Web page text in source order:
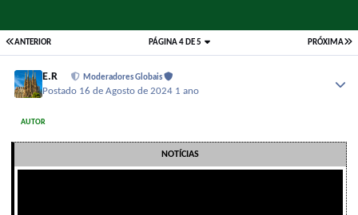
ANTERIOR PRÓXIMA
PÁGINA 4 DE 5
E.R Moderadores Globais
Postado 16 de Agosto de 2024 1 ano
AUTOR
NOTÍCIAS